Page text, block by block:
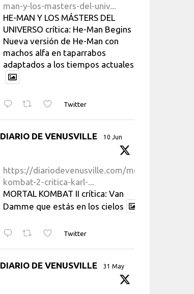
man-y-los-masters-del-univ...
HE-MAN Y LOS MÁSTERS DEL
UNIVERSO crítica: He-Man Begins
Nueva versión de He-Man con
machos alfa en taparrabos
adaptados a los tiempos actuales
Twitter
DIARIO DE VENUSVILLE 10 Jun
https://diariodevenusville.com/mortal-
kombat-2-critica-karl-...
MORTAL KOMBAT II crítica: Van
Damme que estás en los cielos
Twitter
DIARIO DE VENUSVILLE 31 May